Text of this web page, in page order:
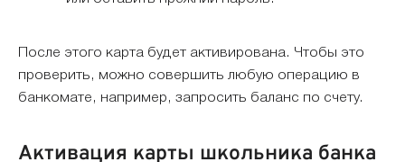
После этого карта будет активирована. Чтобы это
проверить, можно совершить любую операцию в
банкомате, например, запросить баланс по счету.
Активация карты школьника банка